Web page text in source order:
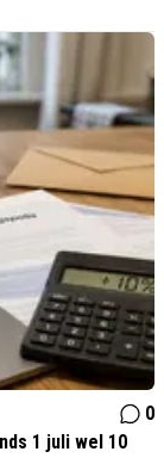
0
1 juli wel 10